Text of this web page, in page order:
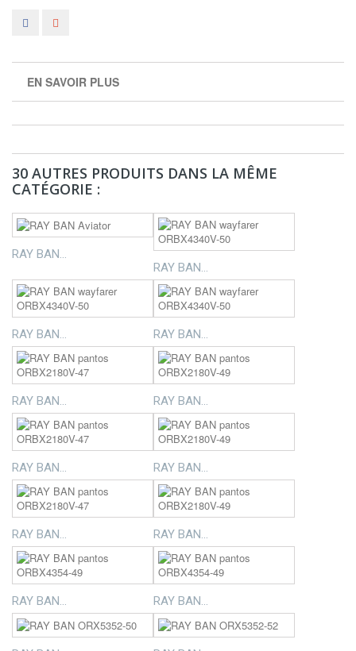
EN SAVOIR PLUS
30 AUTRES PRODUITS DANS LA MÊME
CATÉGORIE :
RAY BAN...
RAY BAN...
RAY BAN... RAY BAN...
RAY BAN... RAY BAN...
RAY BAN... RAY BAN...
RAY BAN... RAY BAN...
RAY BAN... RAY BAN...